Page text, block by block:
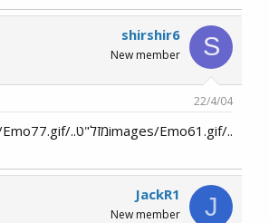
S
shirshir6
New member
22/4/04
../images/Emo61.gifמזל"ט../images/Emo77.gif
J
JackR1
New member